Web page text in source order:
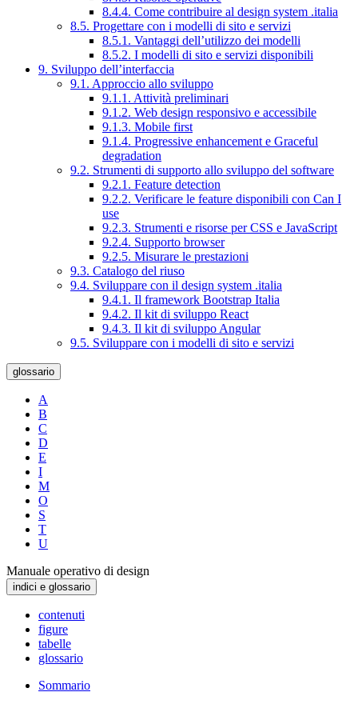
8.4.4. Come contribuire al design system .italia
8.5. Progettare con i modelli di sito e servizi
8.5.1. Vantaggi dell’utilizzo dei modelli
8.5.2. I modelli di sito e servizi disponibili
9. Sviluppo dell’interfaccia
9.1. Approccio allo sviluppo
9.1.1. Attività preliminari
9.1.2. Web design responsivo e accessibile
9.1.3. Mobile first
9.1.4. Progressive enhancement e Graceful
degradation
9.2. Strumenti di supporto allo sviluppo del software
9.2.1. Feature detection
9.2.2. Verificare le feature disponibili con Can I
use
9.2.3. Strumenti e risorse per CSS e JavaScript
9.2.4. Supporto browser
9.2.5. Misurare le prestazioni
9.3. Catalogo del riuso
9.4. Sviluppare con il design system .italia
9.4.1. Il framework Bootstrap Italia
9.4.2. Il kit di sviluppo React
9.4.3. Il kit di sviluppo Angular
9.5. Sviluppare con i modelli di sito e servizi
glossario
A
B
C
D
E
I
M
O
S
T
U
Manuale operativo di design
indici e glossario
contenuti
figure
tabelle
glossario
Sommario